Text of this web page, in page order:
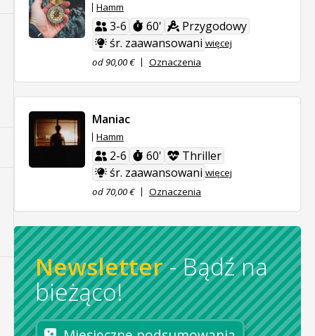
Hamm
3-6 60'
Przygodowy
śr. zaawansowani więcej
od 90,00 €
Oznaczenia
Maniac
Hamm
2-6 60'
Thriller
śr. zaawansowani więcej
od 70,00 €
Oznaczenia
Newsletter -Bądź na
bieżąco!